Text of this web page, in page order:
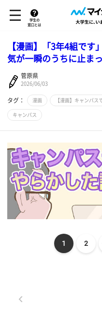
学生の
窓口とは
【漫画】「3年4組で
気が一瞬のうちに止ま
菅原県
2026/06/03
タグ： 漫画 【漫画】キャンパス
キャンパス
1 2